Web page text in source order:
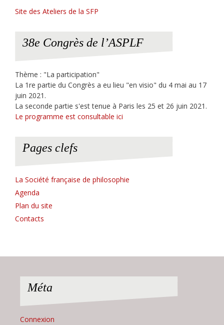
Site des Ateliers de la SFP
38e Congrès de l’ASPLF
Thème : "La participation"
La 1re partie du Congrès a eu lieu "en visio" du 4 mai au 17
juin 2021.
La seconde partie s'est tenue à Paris les 25 et 26 juin 2021.
Le programme est consultable ici
Pages clefs
La Société française de philosophie
Agenda
Plan du site
Contacts
Méta
Connexion